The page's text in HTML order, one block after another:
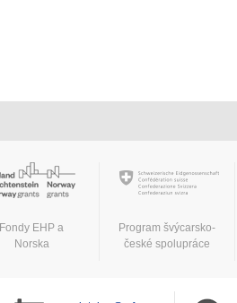
Fondy EHP a
Norska
Program švýcarsko-
české spolupráce